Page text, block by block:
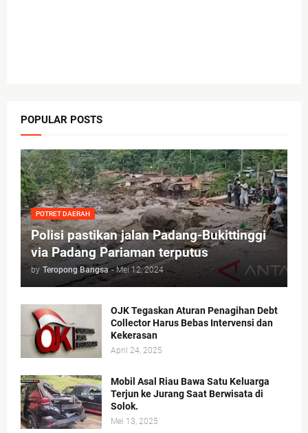
POPULAR POSTS
POTRET DAERAH
Polisi pastikan jalan Padang-Bukittinggi
via Padang Pariaman terputus
by Teropong Bangsa - Mei 12, 2024
OJK Tegaskan Aturan Penagihan Debt
Collector Harus Bebas Intervensi dan
Kekerasan
April 24, 2025
Mobil Asal Riau Bawa Satu Keluarga
Terjun ke Jurang Saat Berwisata di
Solok.
Mei 13, 2025